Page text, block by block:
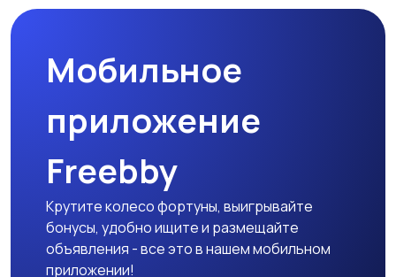
Мобильное
приложение
Freebby
Крутите колесо фортуны, выигрывайте
бонусы, удобно ищите и размещайте
объявления - все это в нашем мобильном
приложении!